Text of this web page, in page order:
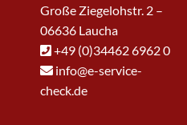
Große Ziegelohstr. 2 –
06636 Laucha
+49 (0)34462 6962 0
info@e-service-
check.de